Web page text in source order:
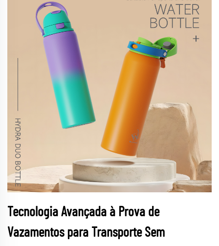
Tecnologia Avançada à Prova de
Vazamentos para Transporte Sem